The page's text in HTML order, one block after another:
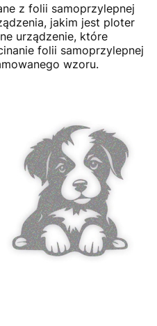
z folii samoprzylepnej
jakim jest ploter
urządzenie, które
folii samoprzylepnej
wzoru.